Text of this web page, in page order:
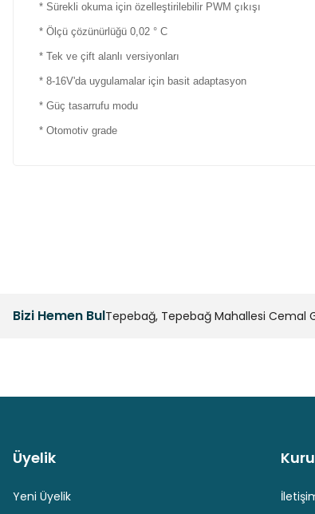
* Sürekli okuma için özelleştirilebilir PWM çıkışı
* Ölçü çözünürlüğü 0,02 ° C
* Tek ve çift alanlı versiyonları
* 8-16V'da uygulamalar için basit adaptasyon
* Güç tasarrufu modu
* Otomotiv grade
Ürün bilgilerinde hatalar bulunuyor.
Bizi Hemen BulTepebağ, Tepebağ Mahallesi Cemal
Güvenli
Üyelik
Yeni Üyelik